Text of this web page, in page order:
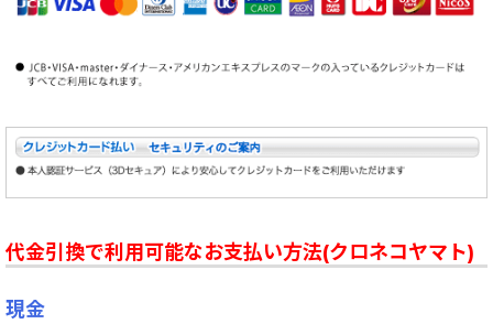
代金引換で利用可能なお支払い方法(クロネコヤマト)
現金